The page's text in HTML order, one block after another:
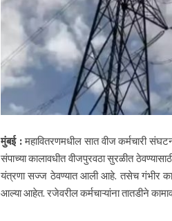
मुंबई :महावितरणमधील सात वीज कर्मचारी
संपाच्या कालावधीत वीजपुरवठा सुरळीत
यंत्रणा सज्ज ठेवण्यात आली आहे. तसेच गंभीर
आल्या आहेत. रजेवरील कर्मचाऱ्यांना तातडीने